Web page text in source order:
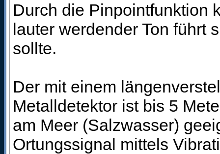
Durch die Pinpointfunktion
lauter werdender Ton führt
sollte.
Der mit einem
Metalldetektor ist bis 5
am Meer (Salzwasser)
Ortungssignal mittels